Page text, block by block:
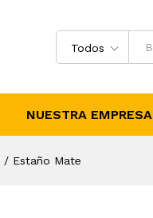
Todos
NUESTRA EMPRESA
/ Estaño Mate